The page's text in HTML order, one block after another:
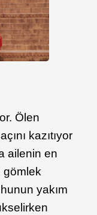
Ölen
kazıtıyor
ailenin en
gömlek
yakım